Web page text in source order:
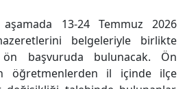
13-24 Temmuz 2026
belgeleriyle birlikte
başvuruda bulunacak. Ön
öğretmenlerden il içinde ilçe